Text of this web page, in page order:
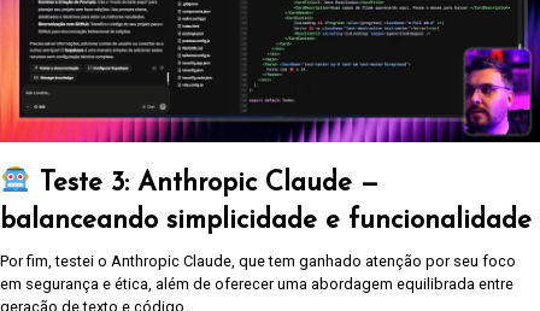
Teste 3: Anthropic Claude —
balanceando simplicidade e funcionalidade
Por fim, testei o Anthropic Claude, que tem ganhado atenção por seu foco
em segurança e ética, além de oferecer uma abordagem equilibrada entre
geração de texto e código.